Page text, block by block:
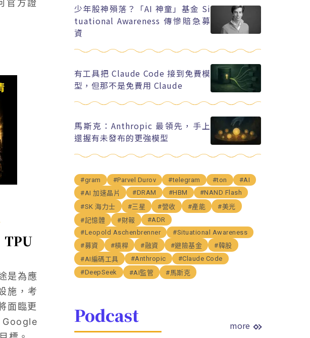
官方證
TPU
是為應
施，考
面臨更
Google
少年股神殞落？「AI 神童」基金 Si
tuational Awareness 傳慘賠急募
資
有工具把 Claude Code 接到免費模
型，但那不是免費用 Claude
馬斯克：Anthropic 最領先，手上
還握有未發布的更強模型
#gram #Parvel Durov #telegram #ton
#AI
#AI 加速晶片
#DRAM #HBM
#NAND Flash
#SK 海力士
#三星 #營收 #產能
#美光
#記憶體
#財報
#ADR
#Leopold Aschenbrenner
#Situational Awareness
#募資
#槓桿 #融資 #避險基金
#韓股
#AI編碼工具
#Anthropic
#Claude Code
#DeepSeek
#AI監管 #馬斯克
Podcast more